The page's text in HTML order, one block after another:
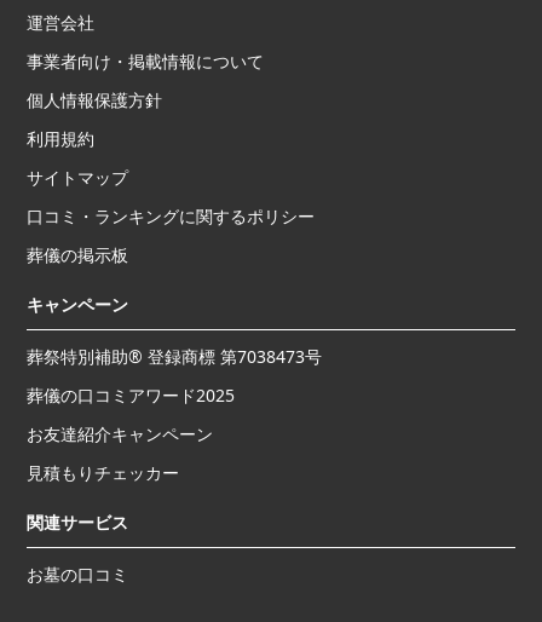
運営会社
事業者向け・掲載情報について
個人情報保護方針
利用規約
サイトマップ
口コミ・ランキングに関するポリシー
葬儀の掲示板
キャンペーン
葬祭特別補助® 登録商標 第7038473号
葬儀の口コミアワード2025
お友達紹介キャンペーン
見積もりチェッカー
関連サービス
お墓の口コミ